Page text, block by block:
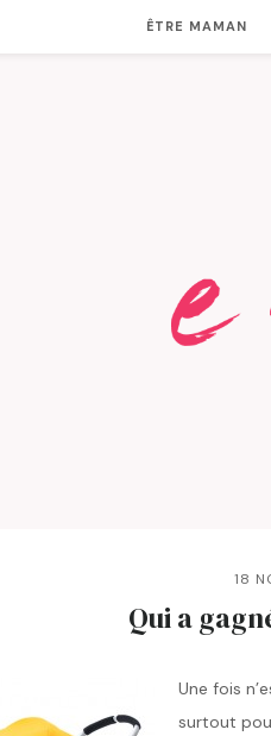
ÊTRE MAMAN
18
Qui a
Une fois
surtout